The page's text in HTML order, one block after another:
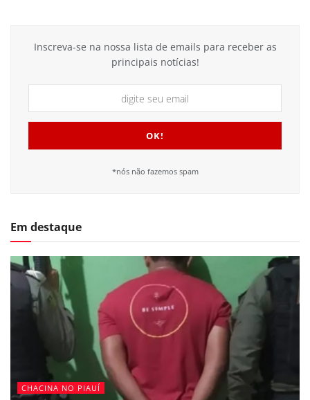
Inscreva-se na nossa lista de emails para receber as
principais notícias!
*nós não fazemos spam
Em destaque
CHACINA NO PIAUÍ